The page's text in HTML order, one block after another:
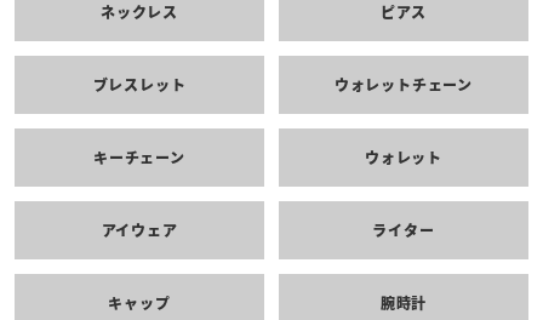
ネックレス ピアス
ブレスレット ウォレットチェーン
キーチェーン ウォレット
アイウェア ライター
キャップ 腕時計